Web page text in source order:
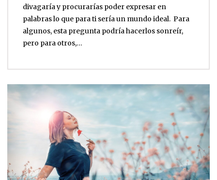
divagaría y procurarías poder expresar en
palabras lo que para ti sería un mundo ideal. Para
algunos, esta pregunta podría hacerlos sonreír,
pero para otros,…